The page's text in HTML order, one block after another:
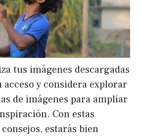
tus imágenes descargadas
y considera explorar
de imágenes para ampliar
Con estas
estarás bien